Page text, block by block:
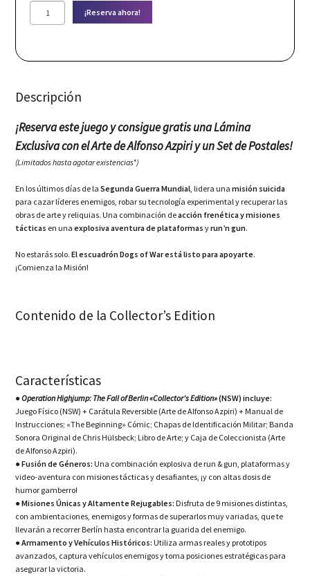
Operation
Highjump:
of
Collector's
(NSW)
¡Reserva ahora!
Descripción
¡Reserva este juego y consigue gratis una Lámina
Exclusiva con el Arte de Alfonso Azpiri y un Set de Postales!
(Limitados hasta agotar existencias*)
En los últimos días de laSegunda Guerra Mundial, lidera unamisión suicida
para cazar líderes enemigos, robar su tecnología experimental y recuperar las
obras de arte y reliquias. Una combinación deacción frenética y misiones
tácticas en unaexplosiva aventura de plataformas yrun’n gun.
No estarás solo.El escuadrón Dogs of War está listo para apoyarte.
¡Comienza la Misión!
Contenido de la Collector’s Edition
Características
●Operation Highjump: The Fall of Berlin «Collector’s Edition»(NSW) incluye:
Juego Físico (NSW) + Carátula Reversible (Arte de Alfonso Azpiri) + Manual de
Instrucciones; «The Beginning» Cómic; Chapas de Identificación Militar; Banda
Sonora Original de Chris Hülsbeck; Libro de Arte; y Caja de Coleccionista (Arte
de Alfonso Azpiri).
●Fusión de Géneros: Una combinación explosiva de run & gun, plataformas y
video-aventura con misiones tácticas y desafiantes, ¡y con altas dosis de
humor gamberro!
●Misiones Únicas y Altamente Rejugables: Disfruta de 9 misiones distintas,
con ambientaciones, enemigos y formas de superarlos muy variadas, que te
llevarán a recorrer Berlín hasta encontrar la guarida del enemigo.
●Armamento y Vehículos Históricos: Utiliza armas reales y prototipos
avanzados, captura vehículos enemigos y toma posiciones estratégicas para
asegurar la victoria.